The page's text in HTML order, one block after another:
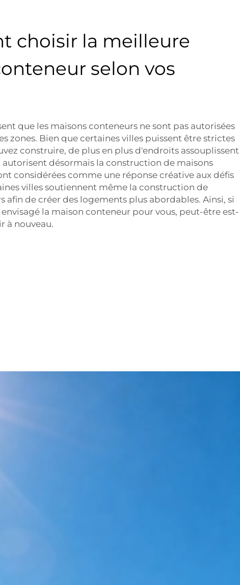
choisir la meilleure
selon vos
que les maisons conteneurs ne sont pas autorisées
zones. Bien que certaines villes puissent être strictes
construire, de plus en plus d'endroits assouplissent
désormais la construction de maisons
considérées comme une réponse créative aux défis
villes soutiennent même la construction de
afin de créer des logements plus abordables. Ainsi, si
la maison conteneur pour vous, peut-être est-
à nouveau.